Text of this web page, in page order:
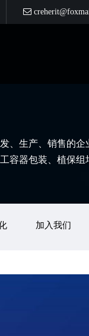
、生产、销售的
容器包装、植保组
加入我们